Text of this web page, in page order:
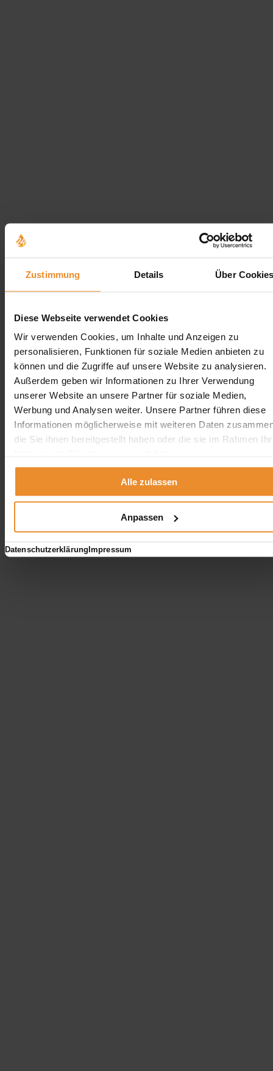
Zustimmung Details Über
Diese Webseite verwendet Cookies
Wir verwenden Cookies, um Inhalte und Anzeigen zu
personalisieren, Funktionen für soziale Medien anbieten zu
können und die Zugriffe auf unsere Website zu analysieren.
Außerdem geben wir Informationen zu Ihrer Verwendung
unserer Website an unsere Partner für soziale Medien,
Werbung und Analysen weiter. Unsere Partner führen diese
Informationen möglicherweise mit weiteren Daten
die Sie ihnen bereitgestellt haben oder die sie im Rahmen
Alle zulassen
Anpassen
DatenschutzerklärungImpressum